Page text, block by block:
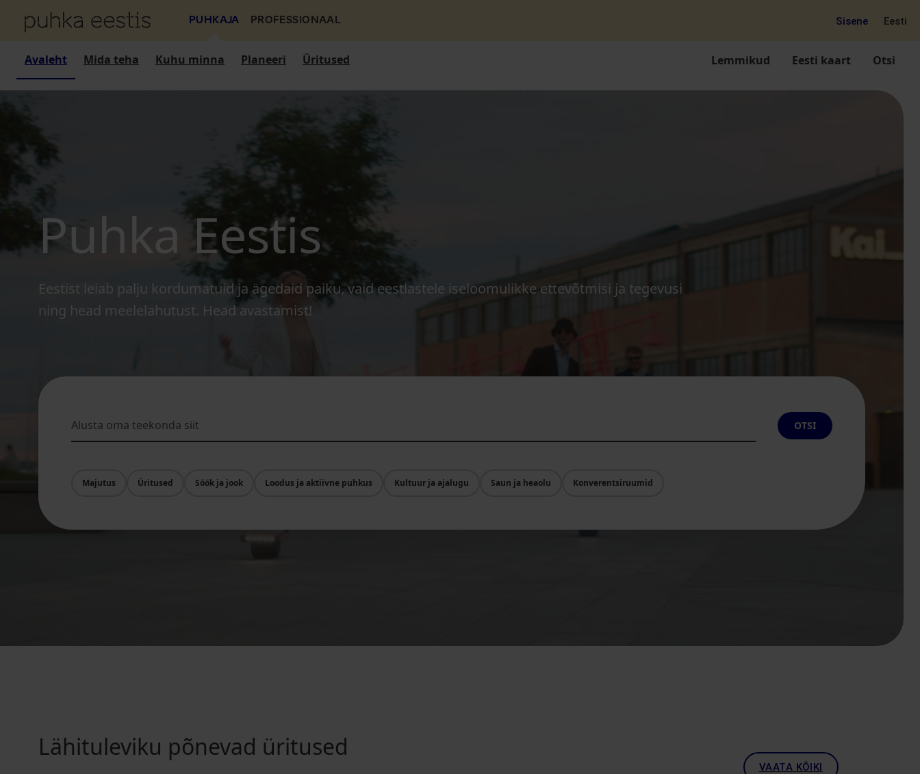
PUHKAJA PROFESSIONAAL Sisene Eesti
Avaleht Mida teha Kuhu minna Planeeri Üritused Lemmikud Eesti kaart Otsi
Puhka Eestis
Eestist leiab palju kordumatuid ja ägedaid paiku, vaid eestlastele iseloomulikke ettevõtmisi ja tegevusi
ning head meelelahutust. Head avastamist!
Majutus Üritused Söök ja jook Loodus ja aktiivne puhkus Kultuur ja ajalugu Saun ja heaolu Konverentsiruumid
OTSI
Lähituleviku põnevad üritused
VAATA KÕIKI